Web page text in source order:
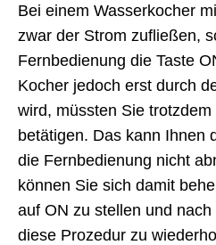
Bei einem Wasserkocher
zwar der Strom zufließen,
Fernbedienung die Taste
Kocher jedoch erst durch
wird, müssten Sie trotzdem
betätigen. Das kann Ihnen
die Fernbedienung nicht
können Sie sich damit
auf ON zu stellen und
diese Prozedur zu